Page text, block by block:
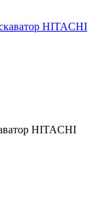
HITACHI